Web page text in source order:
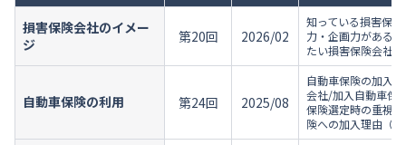
損害保険会社のイメー
ジ
第20回 2026/02
知っている損害保
力・企画力がある
たい損害保険会社/
自動車保険の利用 第24回 2025/08
自動車保険の加入
会社/加入自動車保
保険選定時の重視
険への加入理由（